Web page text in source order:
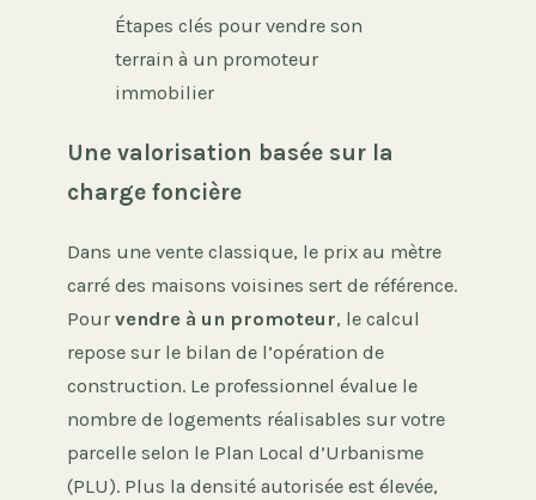
Étapes clés pour vendre son
terrain à un promoteur
immobilier
Une valorisation basée sur la
charge foncière
Dans une vente classique, le prix au mètre
carré des maisons voisines sert de référence.
Pour vendre à un promoteur, le calcul
repose sur le bilan de l’opération de
construction. Le professionnel évalue le
nombre de logements réalisables sur votre
parcelle selon le Plan Local d’Urbanisme
(PLU). Plus la densité autorisée est élevée,